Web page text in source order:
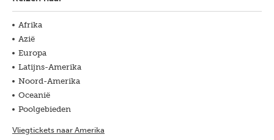
Afrika
Azië
Europa
Latijns-Amerika
Noord-Amerika
Oceanië
Poolgebieden
Vliegtickets naar Amerika